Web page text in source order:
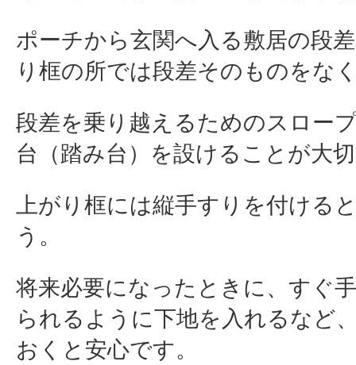
ポーチから玄関へ入る敷居の段
り框の所では段差そのものをな
段差を乗り越えるためのスロー
台（踏み台）を設けることが大
上がり框には縦手すりを付ける
う 。
将来必要になったときに、すぐ
られるように下地を入れるなど
おくと安心です。